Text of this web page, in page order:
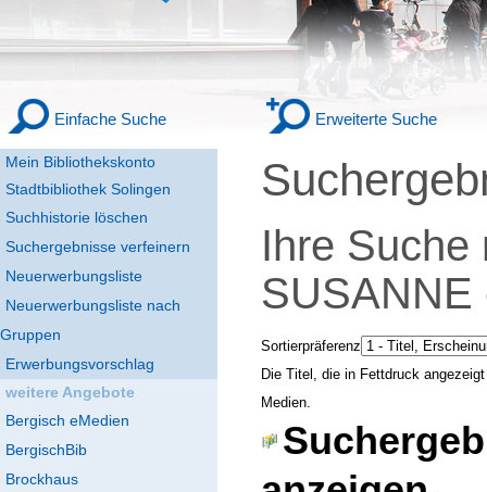
Mein Bibliothekskonto
Stadtbibliothek Solingen
Einfache Suche Erweiterte Suche
Suchhistorie löschen
Suchergebnisse verfeinern
Neuerwerbungsliste
Neuerwerbungsliste nach
Gruppen
Erwerbungsvorschlag
weitere Angebote
Bergisch eMedien
BergischBib
Brockhaus
Ihre
SUSANNE
Sortierpräferenz
Die Titel, die in Fettdruck
Medien.